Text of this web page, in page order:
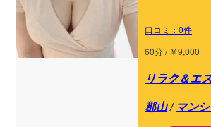
口コミ：0件
60分 / ￥9,000
リラク＆エ
郡山/ マン